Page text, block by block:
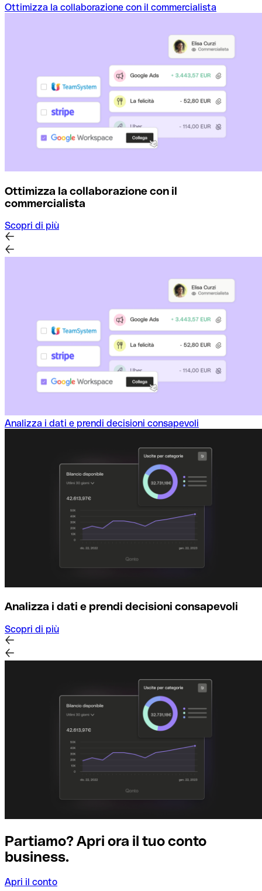
Ottimizza la collaborazione con il commercialista
Ottimizza la collaborazione con il
commercialista
Scopri di più
Analizza i dati e prendi decisioni consapevoli
Analizza i dati e prendi decisioni consapevoli
Scopri di più
Partiamo? Apri ora il tuo conto
business.
Apri il conto